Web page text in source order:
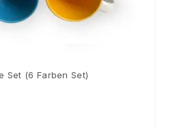
Set (6 Farben Set)